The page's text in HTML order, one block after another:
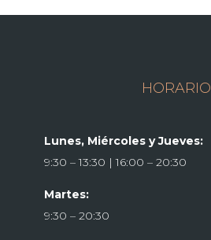
HORARIO
Lunes, Miércoles y Jueves:
9:30 – 13:30 | 16:00 – 20:30
Martes:
9:30 – 20:30